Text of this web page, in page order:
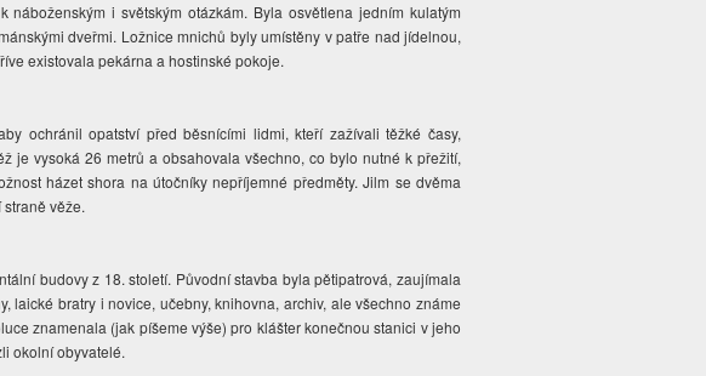
i světským otázkám. Byla osvětlena jedním kulatým
dveřmi. Ložnice mnichů byly umístěny v patře nad jídelnou,
existovala pekárna a hostinské pokoje.
ochránil opatství před běsnícími lidmi, kteří zažívali těžké časy,
je vysoká 26 metrů a obsahovala všechno, co bylo nutné k přežití,
házet shora na útočníky nepříjemné předměty. Jilm se dvěma
věže.
budovy z 18. století. Původní stavba byla pětipatrová, zaujímala
laické bratry i novice, učebny, knihovna, archiv, ale všechno známe
znamenala (jak píšeme výše) pro klášter konečnou stanici v jeho
okolní obyvatelé.